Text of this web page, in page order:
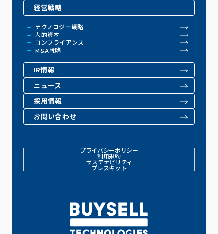
経営戦略
テクノロジー戦略
人的資本
コンプライアンス
M&A戦略
IR情報
ニュース
採用情報
お問い合わせ
プライバシーポリシー
利用規約
サステナビリティ
プレスキット